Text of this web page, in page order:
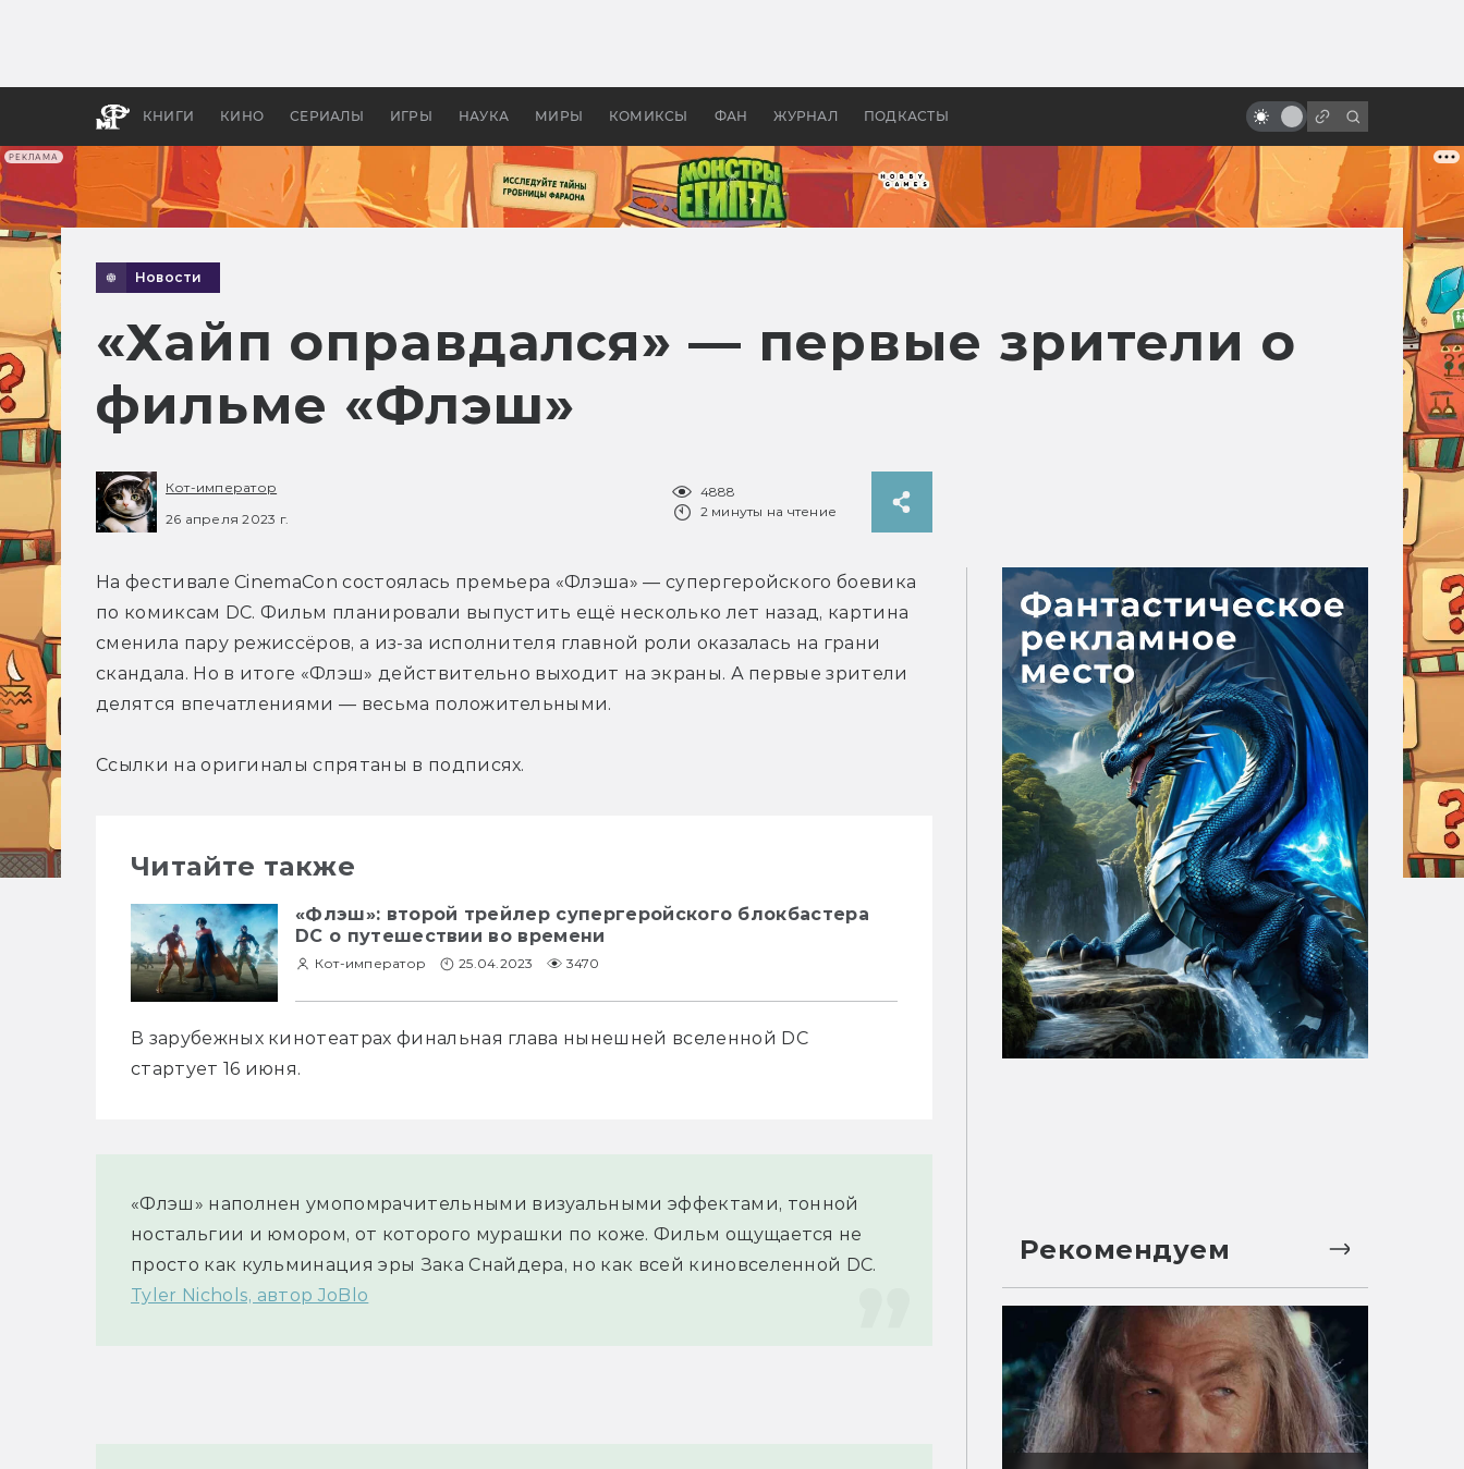
РЕКЛАМА
КНИГИ КИНО СЕРИАЛЫ ИГРЫ НАУКА МИРЫ КОМИКСЫ ФАН ЖУРНАЛ ПОДКАСТЫ
апокалипсис, в России —
бы «Властелина колец»
природы
Новости
«Хайп оправдался» — первые зрители о
фильме «Флэш»
Кот-император
26 апреля 2023 г.
4888
2 минуты на чтение
На фестивале CinemaCon состоялась премьера «Флэша» — супергеройского боевика
по комиксам DC. Фильм планировали выпустить ещё несколько лет назад, картина
сменила пару режиссёров, а из-за исполнителя главной роли оказалась на грани
скандала. Но в итоге «Флэш» действительно выходит на экраны. А первые зрители
делятся впечатлениями — весьма положительными.
Ссылки на оригиналы спрятаны в подписях.
Читайте также
«Флэш»: второй трейлер супергеройского блокбастера
DC о путешествии во времени
Кот-император 25.04.2023 3470
В зарубежных кинотеатрах финальная глава нынешней вселенной DC
стартует 16 июня.
«Флэш» наполнен умопомрачительными визуальными эффектами, тонной
ностальгии и юмором, от которого мурашки по коже. Фильм ощущается не
просто как кульминация эры Зака Снайдера, но как всей киновселенной DC.
Tyler Nichols, автор JoBlo
Рекомендуем